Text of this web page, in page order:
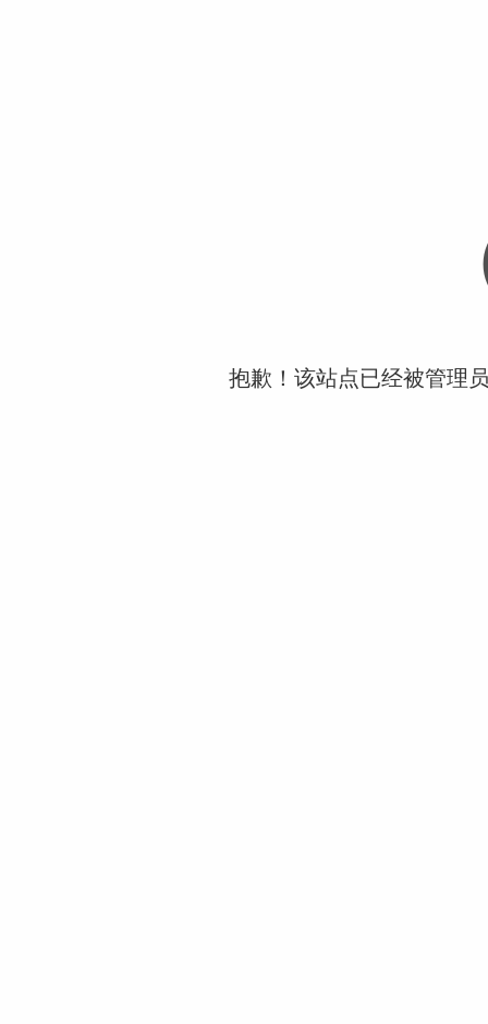
抱歉！该站点已经被管理